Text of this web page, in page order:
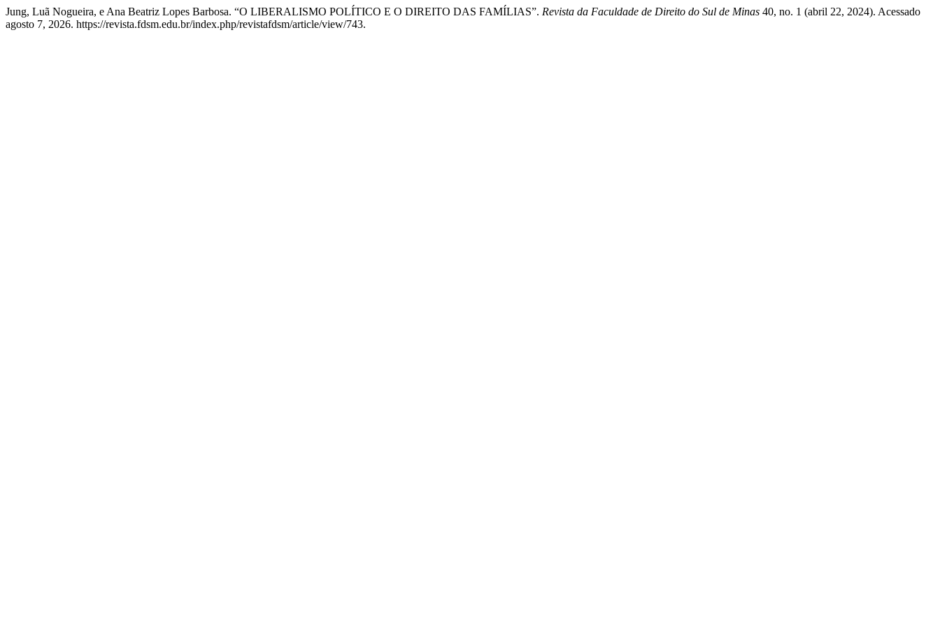
Jung, Luã Nogueira, e Ana Beatriz Lopes Barbosa. “O LIBERALISMO POLÍTICO E O DIREITO DAS FAMÍLIAS”. Revista da Faculdade de Direito do Sul de Minas 40, no. 1 (abril 22, 2024). Acessado
agosto 7, 2026. https://revista.fdsm.edu.br/index.php/revistafdsm/article/view/743.